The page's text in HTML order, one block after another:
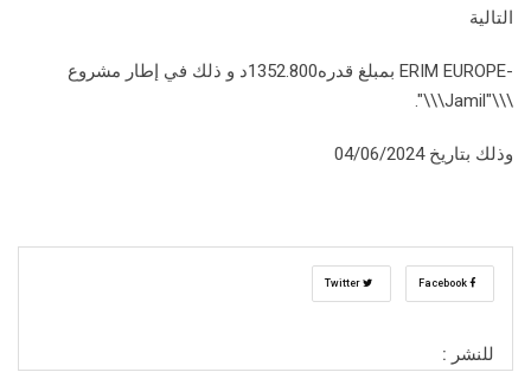
التالية
-ERIM EUROPE بمبلغ قدره1352.800د و ذلك في إطار مشروع
\\\"Jamil\\\".
وذلك بتاريخ 04/06/2024
للنشر :